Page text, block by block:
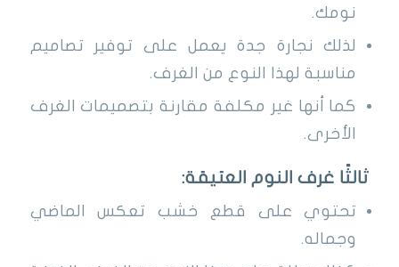
نومك.
لذلك نجارة جدة يعمل على توفير تصاميم
مناسبة لهذا النوع من الغرف.
كما أنها غير مكلفة مقارنة بتصميمات الغرف
الأخرى.
ثالثًا غرف النوم العتيقة:
تحتوي على قطع خشب تعكس الماضي
وجماله.